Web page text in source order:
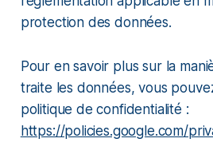
protection des données.
Pour en savoir plus sur la
traite les données, vous
politique de confidentialité :
https://policies.google.com/